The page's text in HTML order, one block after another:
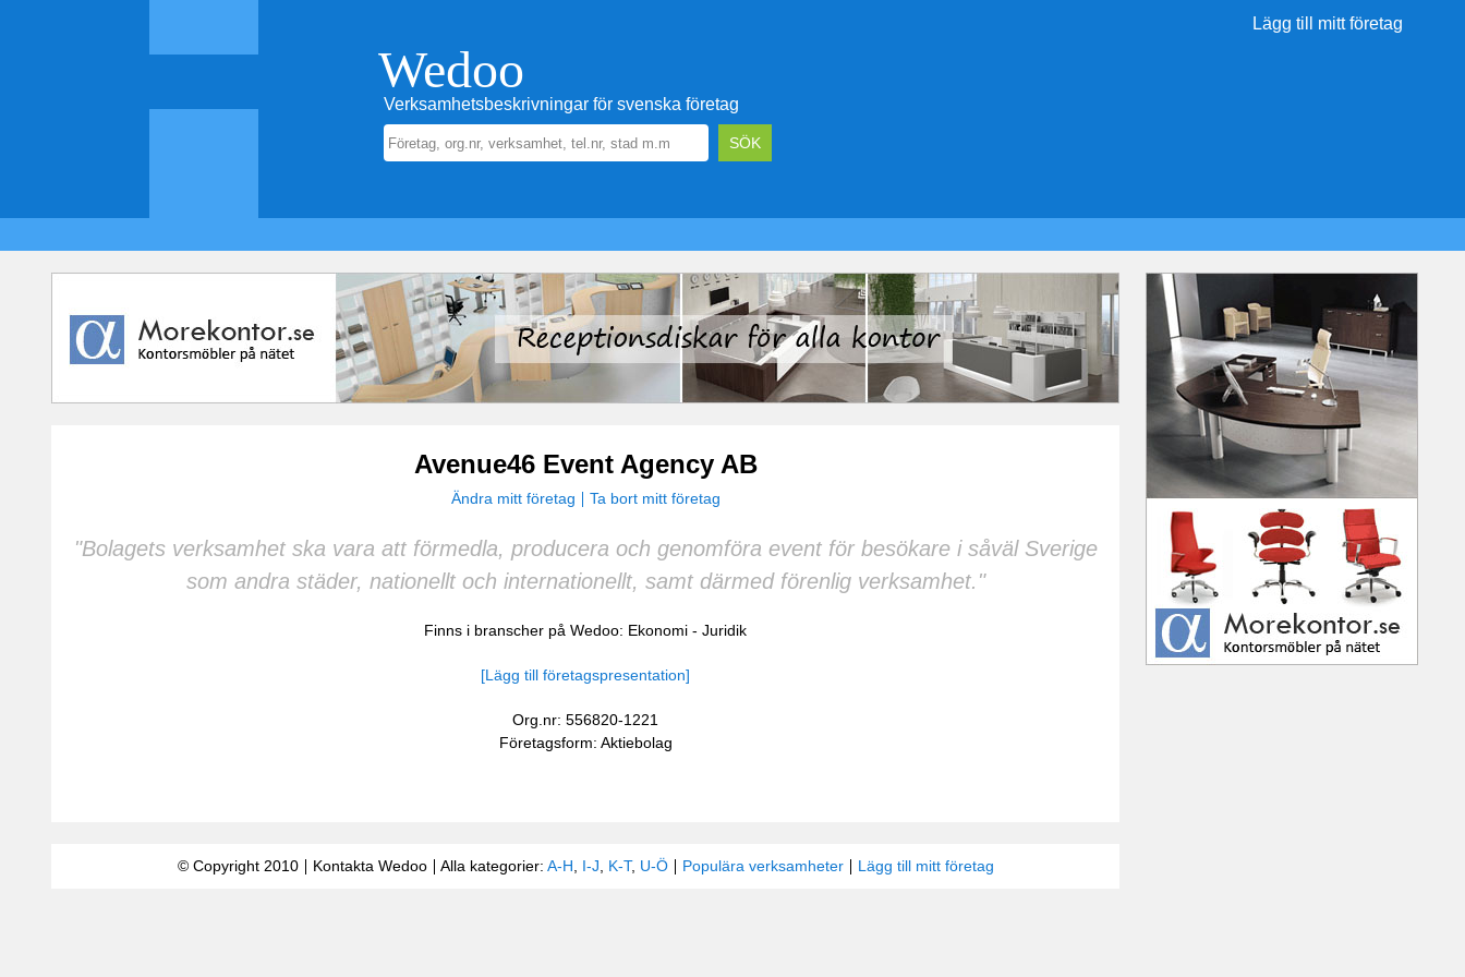
Lägg till mitt företag
Wedoo
Verksamhetsbeskrivningar för svenska företag
Avenue46 Event Agency AB
Ändra mitt företag Ta bort mitt företag
"Bolagets verksamhet ska vara att förmedla, producera och genomföra event för besökare i såväl Sverige
som andra städer, nationellt och internationellt, samt därmed förenlig verksamhet."
Finns i branscher på Wedoo: Ekonomi - Juridik
[Lägg till företagspresentation]
Org.nr: 556820-1221
Företagsform: Aktiebolag
© Copyright 2010 Kontakta Wedoo Alla kategorier: A-H I-J K-T, U-Ö Populära verksamheter Lägg till mitt företag